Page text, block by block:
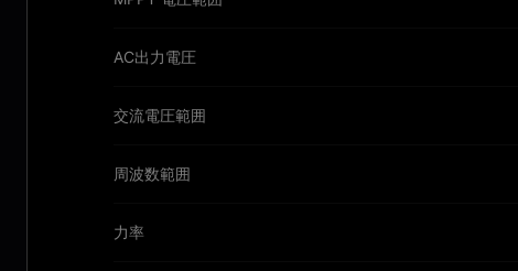
AC出力電圧
交流電圧範囲
周波数範囲
力率